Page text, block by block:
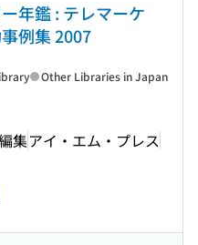
年鑑 : テレマーケ
例集 2007
集アイ・エム・プレス
Other Libraries in Japan